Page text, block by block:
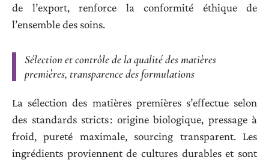
de l’export, renforce la conformité éthique de
l’ensemble des soins.
Sélection et contrôle de la qualité des matières
premières, transparence des formulations
La sélection des matières premières s’effectue selon
des standards stricts : origine biologique, pressage à
froid, pureté maximale, sourcing transparent. Les
ingrédients proviennent de cultures durables et sont